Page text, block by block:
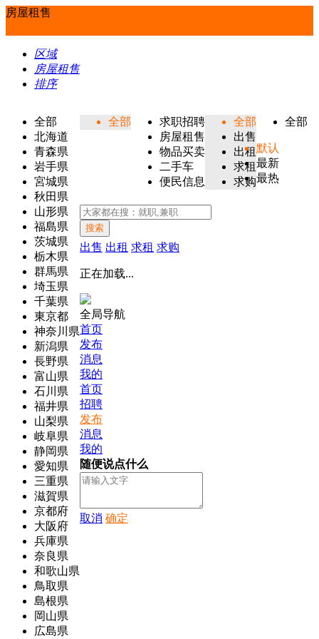
房屋租售
区域
房屋租售
排序
全部
北海道
青森県
岩手県
宮城県
秋田県
山形県
福島県
茨城県
栃木県
群馬県
埼玉県
千葉県
東京都
神奈川県
新潟県
長野県
富山県
石川県
福井県
山梨県
岐阜県
静岡県
愛知県
三重県
滋賀県
京都府
大阪府
兵庫県
奈良県
和歌山県
鳥取県
島根県
岡山県
広島県
全部
求职招聘
房屋租售
物品买卖
二手车
便民信息
全部
出售
出租
求租
求购
全部
默认
最新
最热
搜索
出售 出租 求租 求购
正在加载...
全局导航
首页
发布
消息
我的
首页
招聘
发布
消息
我的
随便说点什么
取消 确定